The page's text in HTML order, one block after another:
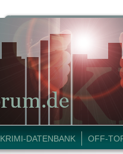
KRIMI-DATENBANK OFF-